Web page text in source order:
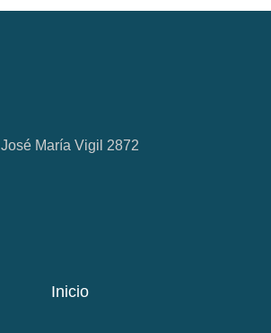
José María Vigil 2872
Inicio